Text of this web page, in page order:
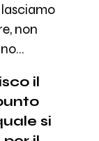
non
il
si